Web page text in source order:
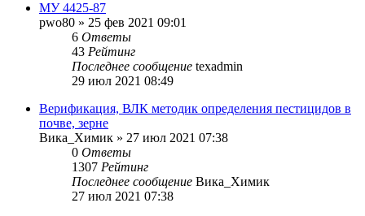
МУ 4425-87
pwo80 » 25 фев 2021 09:01
6 Ответы
43 Рейтинг
Последнее сообщение texadmin
29 июл 2021 08:49
Верификация, ВЛК методик определения пестицидов в
почве, зерне
Вика_Химик » 27 июл 2021 07:38
0 Ответы
1307 Рейтинг
Последнее сообщение Вика_Химик
27 июл 2021 07:38